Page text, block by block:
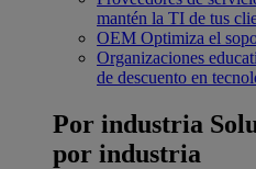
mantén la TI de tus
OEM Optimiza el
Organizaciones
de descuento en
Por industria
por industria